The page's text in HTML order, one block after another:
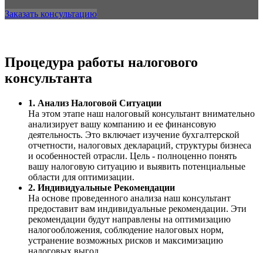
Заказать консультацию
Процедура работы налогового
консультанта
1. Анализ Налоговой Ситуации
На этом этапе наш налоговый консультант внимательно
анализирует вашу компанию и ее финансовую
деятельность. Это включает изучение бухгалтерской
отчетности, налоговых деклараций, структуры бизнеса
и особенностей отрасли. Цель - полноценно понять
вашу налоговую ситуацию и выявить потенциальные
области для оптимизации.
2. Индивидуальные Рекомендации
На основе проведенного анализа наш консультант
предоставит вам индивидуальные рекомендации. Эти
рекомендации будут направлены на оптимизацию
налогообложения, соблюдение налоговых норм,
устранение возможных рисков и максимизацию